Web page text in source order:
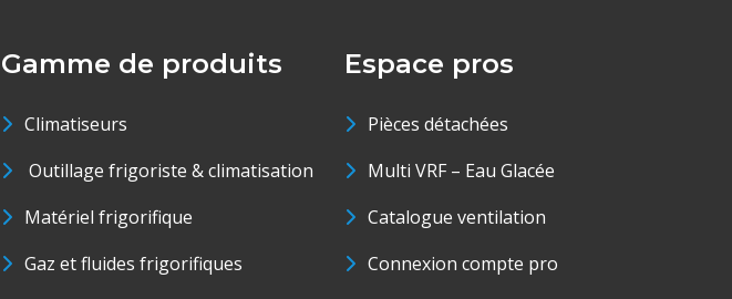
Gamme de produits
Climatiseurs
Outillage frigoriste & climatisation
Matériel frigorifique
Gaz et fluides frigorifiques
Espace pros
Pièces détachées
Multi VRF – Eau Glacée
Catalogue ventilation
Connexion compte pro